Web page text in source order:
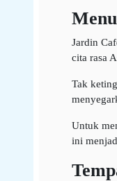
Jardin
cita rasa
Tak
Untuk
ini